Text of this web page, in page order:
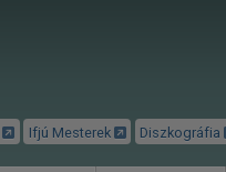
Ifjú Mesterek Diszkográfia